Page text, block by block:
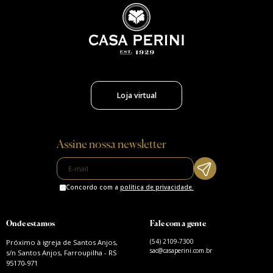
Loja virtual
Assine nossa newsletter
Concordo com a política de privacidade.
Onde estamos
Próximo à igreja de Santos Anjos,
s/n Santos Anjos, Farroupilha - RS
95170-971
Fale com a gente
(54) 2109-7300
sac@casaperini.com.br